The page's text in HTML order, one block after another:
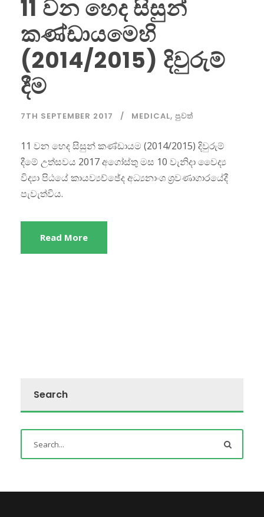
11 වන හෙද සිසුන්
කණ්ඩායමෙහි
(2014/2015) දිවුරුම්
දීම
7TH SEPTEMBER 2017 MEDICAL, පුවත්
11 වන හෙද සිසුන් කණ්ඩායම (2014/2015) දිවුරුම්
දීමේ උත්සවය 2017 අගෝස්තු මස 10 වැනිදා වෛද්‍ය
විද්‍යා පිඨයේ කායව්‍යච්ඡේද අධ්‍යනාංශ ශ්‍රවණාගාරයේදී
පැවැත්විය.
Read More
Search